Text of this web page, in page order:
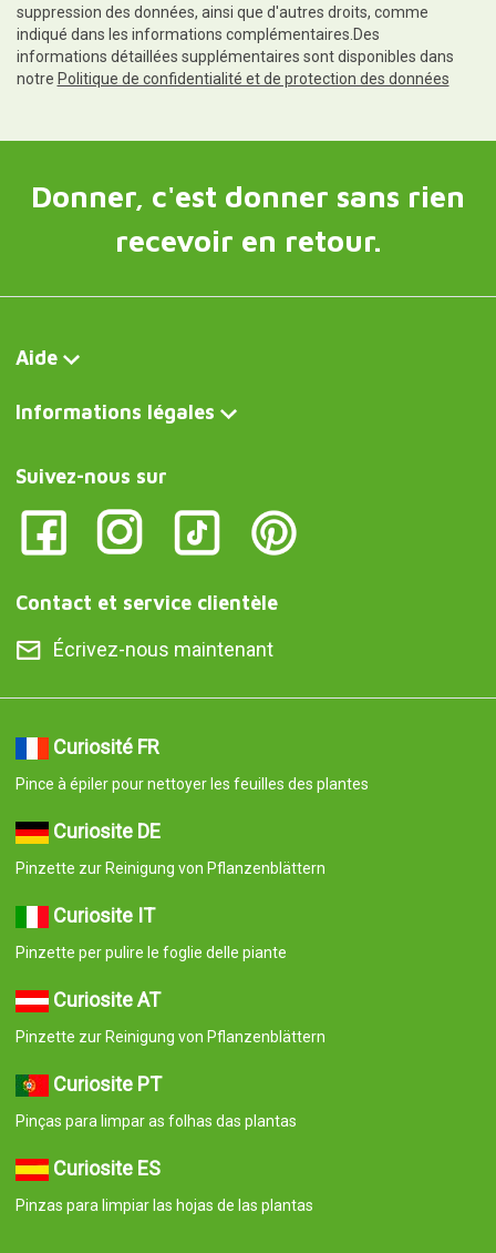
suppression des données, ainsi que d'autres droits, comme
indiqué dans les informations complémentaires.Des
informations détaillées supplémentaires sont disponibles dans
notre Politique de confidentialité et de protection des données
Donner, c'est donner sans rien
recevoir en retour.
Aide
Informations légales
Suivez-nous sur
Contact et service clientèle
Écrivez-nous maintenant
Curiosité FR
Pince à épiler pour nettoyer les feuilles des plantes
Curiosite DE
Pinzette zur Reinigung von Pflanzenblättern
Curiosite IT
Pinzette per pulire le foglie delle piante
Curiosite AT
Pinzette zur Reinigung von Pflanzenblättern
Curiosite PT
Pinças para limpar as folhas das plantas
Curiosite ES
Pinzas para limpiar las hojas de las plantas